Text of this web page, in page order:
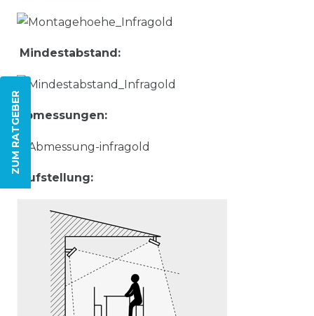
ZUM RATGEBER
Mindestabstand:
Abmessungen:
Aufstellung: